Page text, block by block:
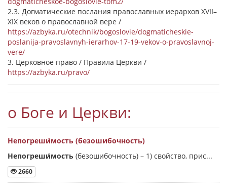
2.3. Догматические послания православных иерархов XVII–
XIX веков о православной вере /
https://azbyka.ru/otechnik/bogoslovie/dogmaticheskie-
poslanija-pravoslavnyh-ierarhov-17-19-vekov-o-pravoslavnoj-
vere/
3. Церковное право / Правила Церкви /
https://azbyka.ru/pravo/
о Боге и Церкви:
Непогреши́мость (безошибочность)
Непогреши́мость (безошибочность) – 1) свойство, прис...
2660